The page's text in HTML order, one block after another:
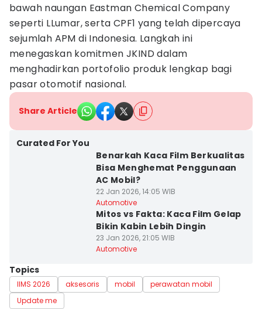
bawah naungan Eastman Chemical Company
seperti LLumar, serta CPF1 yang telah dipercaya
sejumlah APM di Indonesia. Langkah ini
menegaskan komitmen JKIND dalam
menghadirkan portofolio produk lengkap bagi
pasar otomotif nasional.
Share Article
Curated For You
Benarkah Kaca Film Berkualitas
Bisa Menghemat Penggunaan
AC Mobil?
22 Jan 2026, 14:05 WIB
Automotive
Mitos vs Fakta: Kaca Film Gelap
Bikin Kabin Lebih Dingin
23 Jan 2026, 21:05 WIB
Automotive
Topics
IIMS 2026 aksesoris mobil
perawatan mobil
Update me